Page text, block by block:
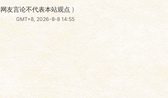
网友言论不代表本站观点 )
GMT+8, 2026-8-8 14:55